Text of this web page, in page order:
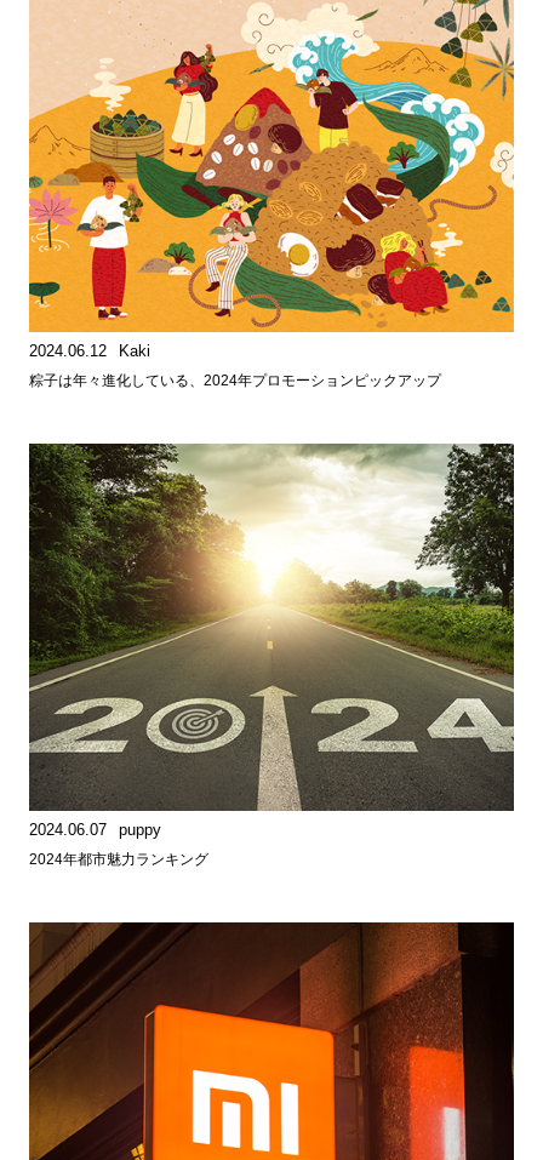
2024.06.12 Kaki
粽子は年々進化している、2024年プロモーションピックアップ
2024.06.07 puppy
2024年都市魅力ランキング